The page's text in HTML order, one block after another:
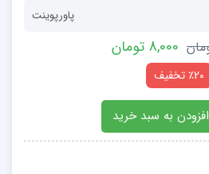
پاورپوینت
8,000 تومان
٪20 تخفیف
افزودن به سبد خرید